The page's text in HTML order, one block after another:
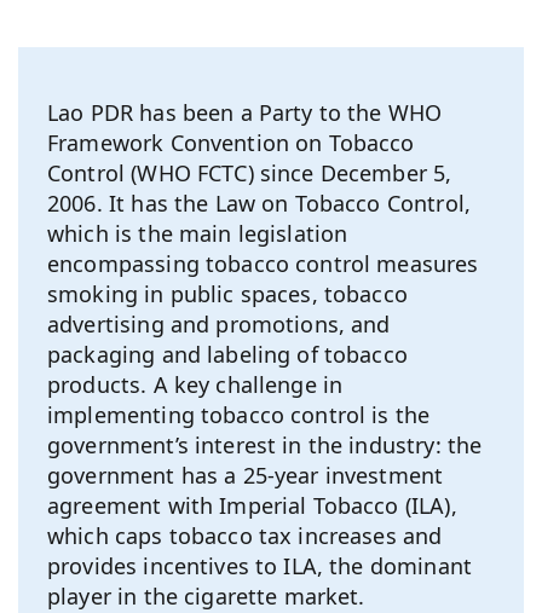
Lao PDR has been a Party to the WHO
Framework Convention on Tobacco
Control (WHO FCTC) since December 5,
2006. It has the Law on Tobacco Control,
which is the main legislation
encompassing tobacco control measures
smoking in public spaces, tobacco
advertising and promotions, and
packaging and labeling of tobacco
products. A key challenge in
implementing tobacco control is the
government’s interest in the industry: the
government has a 25-year investment
agreement with Imperial Tobacco (ILA),
which caps tobacco tax increases and
provides incentives to ILA, the dominant
player in the cigarette market.